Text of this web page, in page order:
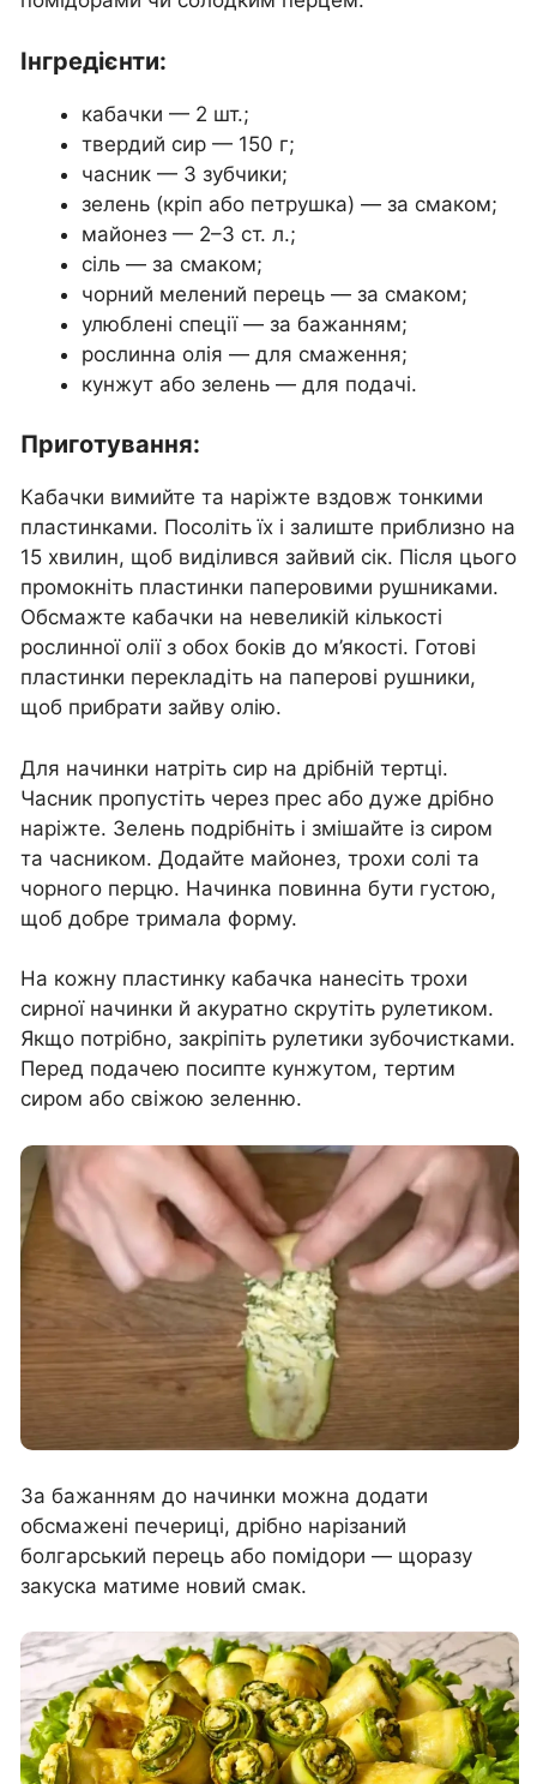
Інгредієнти:
кабачки — 2 шт.;
твердий сир — 150 г;
часник — 3 зубчики;
зелень (кріп або петрушка) — за смаком;
майонез — 2–3 ст. л.;
сіль — за смаком;
чорний мелений перець — за смаком;
улюблені спеції — за бажанням;
рослинна олія — для смаження;
кунжут або зелень — для подачі.
Приготування:
Кабачки вимийте та наріжте вздовж тонкими
пластинками. Посоліть їх і залиште приблизно на
15 хвилин, щоб виділився зайвий сік. Після цього
промокніть пластинки паперовими рушниками.
Обсмажте кабачки на невеликій кількості
рослинної олії з обох боків до м’якості. Готові
пластинки перекладіть на паперові рушники,
щоб прибрати зайву олію.
Для начинки натріть сир на дрібній тертці.
Часник пропустіть через прес або дуже дрібно
наріжте. Зелень подрібніть і змішайте із сиром
та часником. Додайте майонез, трохи солі та
чорного перцю. Начинка повинна бути густою,
щоб добре тримала форму.
На кожну пластинку кабачка нанесіть трохи
сирної начинки й акуратно скрутіть рулетиком.
Якщо потрібно, закріпіть рулетики зубочистками.
Перед подачею посипте кунжутом, тертим
сиром або свіжою зеленню.
За бажанням до начинки можна додати
обсмажені печериці, дрібно нарізаний
болгарський перець або помідори — щоразу
закуска матиме новий смак.